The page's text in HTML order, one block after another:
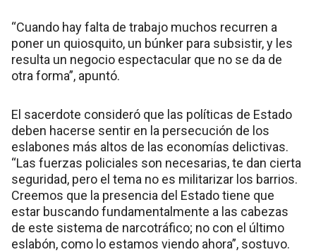
“Cuando hay falta de trabajo muchos recurren a
poner un quiosquito, un búnker para subsistir, y les
resulta un negocio espectacular que no se da de
otra forma”, apuntó.
El sacerdote consideró que las políticas de Estado
deben hacerse sentir en la persecución de los
eslabones más altos de las economías delictivas.
“Las fuerzas policiales son necesarias, te dan cierta
seguridad, pero el tema no es militarizar los barrios.
Creemos que la presencia del Estado tiene que
estar buscando fundamentalmente a las cabezas
de este sistema de narcotráfico; no con el último
eslabón, como lo estamos viendo ahora”, sostuvo.